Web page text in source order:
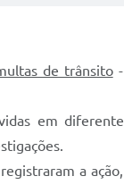
de trânsito-
em
a